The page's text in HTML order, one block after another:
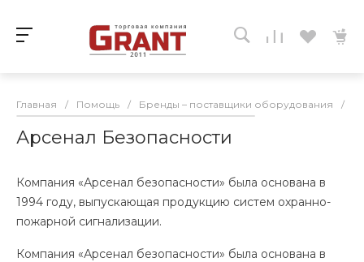
Главная / Помощь / Бренды – поставщики оборудования /
Арсенал Безопасности
Компания «Арсенал безопасности» была основана в
1994 году, выпускающая продукцию систем охранно-
пожарной сигнализации.
Компания «Арсенал безопасности» была основана в